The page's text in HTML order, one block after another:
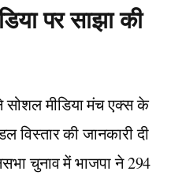
पर साझा की
सोशल मीडिया मंच एक्स के
विस्तार की जानकारी दी
चुनाव में भाजपा ने 294